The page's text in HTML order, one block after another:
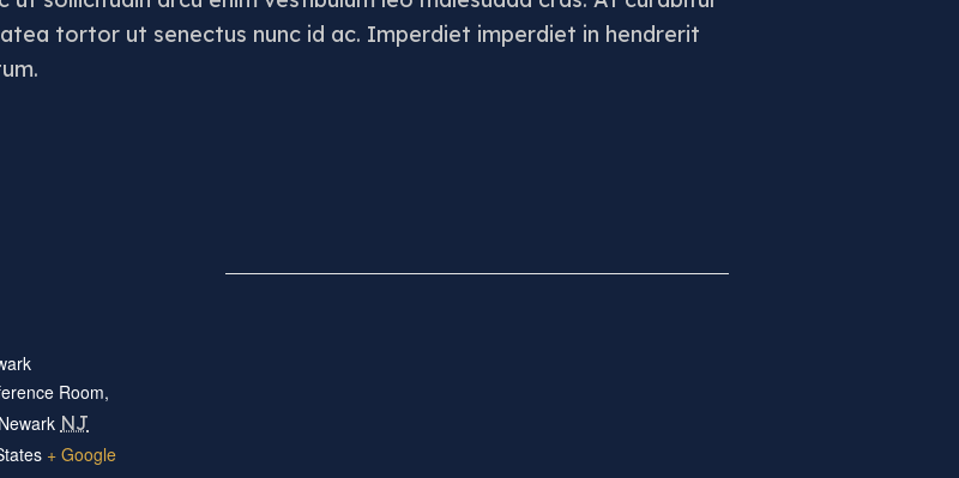
tortor ut senectus nunc id ac. Imperdiet imperdiet in hendrerit
Room,
NJ
+ Google